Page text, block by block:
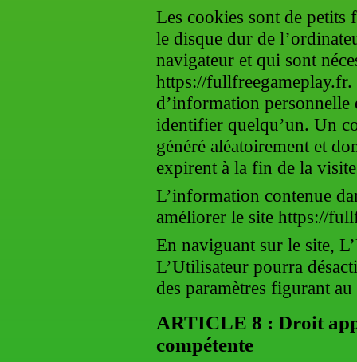
Les cookies sont de petits
le disque dur de
navigateur et qui sont
https://fullfreegameplay.fr.
d’information personnelle
identifier quelqu’un. Un
généré aléatoirement et
expirent à la fin de la
L’information contenue
améliorer le site https://
En naviguant sur le site,
L’Utilisateur pourra
des paramètres figurant
ARTICLE 8 : Droit
compétente